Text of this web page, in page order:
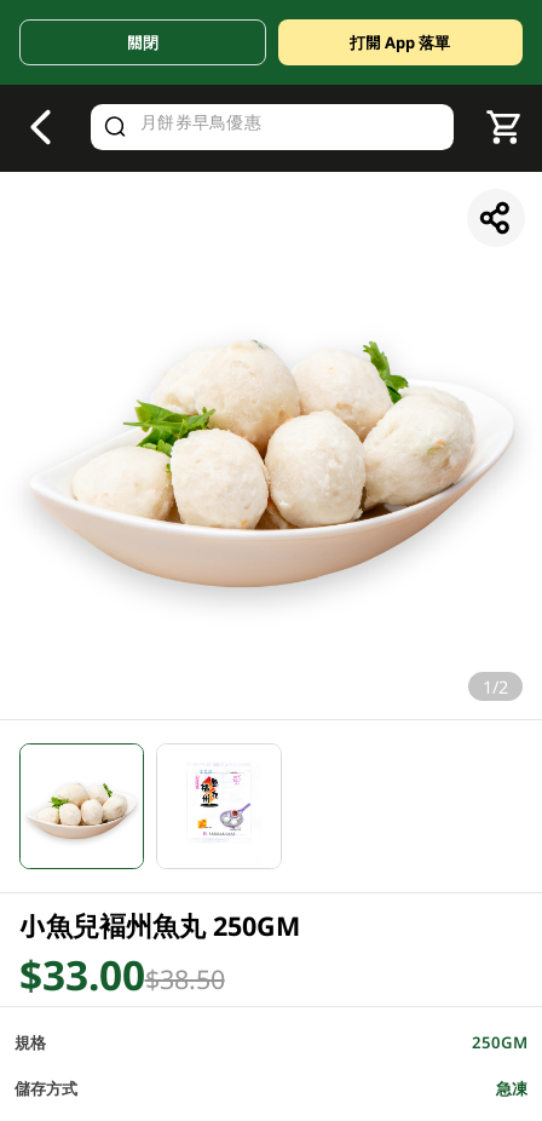
Valid Until 30 June 2026
關閉 打開 App 落單
1/2
小魚兒褔州魚丸 250GM
$33.00$38.50
規格 250GM
儲存方式 急凍